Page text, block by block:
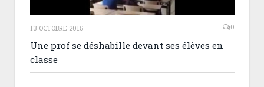
13 OCTOBRE 2015 0
Une prof se déshabille devant ses élèves en
classe